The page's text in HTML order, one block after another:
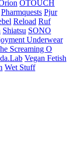
OTOUCH
Pharmquests Pjur
Reload Ruf
Shiatsu SONO
Underwear
Screaming O
Vegan Fetish
Wet Stuff